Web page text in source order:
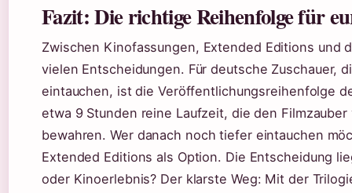
Fazit: Die richtige Reihenfolge für
Zwischen Kinofassungen, Extended Editions und
vielen Entscheidungen. Für deutsche Zuschauer,
eintauchen, ist die Veröffentlichungsreihenfolge
etwa 9 Stunden reine Laufzeit, die den
bewahren. Wer danach noch tiefer eintauchen
Extended Editions als Option. Die Entscheidung
oder Kinoerlebnis? Der klarste Weg: Mit der